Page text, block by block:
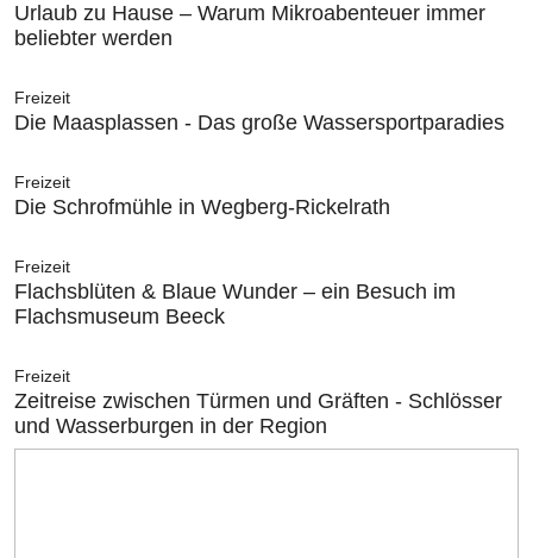
Urlaub zu Hause – Warum Mikroabenteuer immer
beliebter werden
Freizeit
Die Maasplassen - Das große Wassersportparadies
Freizeit
Die Schrofmühle in Wegberg-Rickelrath
Freizeit
Flachsblüten & Blaue Wunder – ein Besuch im
Flachsmuseum Beeck
Freizeit
Zeitreise zwischen Türmen und Gräften - Schlösser
und Wasserburgen in der Region